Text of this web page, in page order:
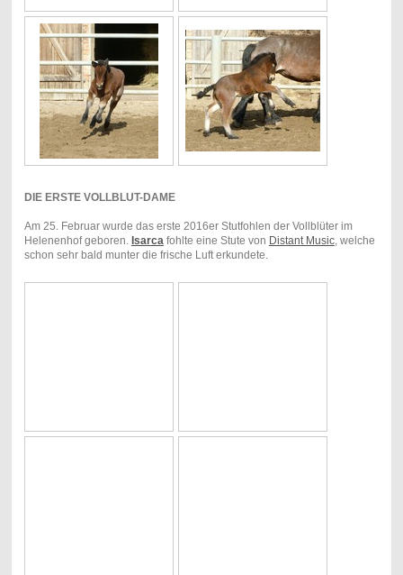
DIE ERSTE VOLLBLUT-DAME
Am 25. Februar wurde das erste 2016er Stutfohlen der Vollblüter im
Helenenhof geboren. Isarca fohlte eine Stute von Distant Music, welche
schon sehr bald munter die frische Luft erkundete.